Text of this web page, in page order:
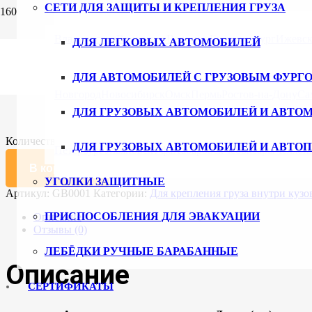
ВладивостокВолгоград ВоронежЕкатеринбург
ПетербургУльяновскУфаХабаровскЧебоксары
СЕТИ ДЛЯ ЗАЩИТЫ И КРЕПЛЕНИЯ ГРУЗА
ДЛЯ ЛЕГКОВЫХ АВТОМОБИЛЕЙ
ДЛЯ АВТОМОБИЛЕЙ С ГРУЗОВЫМ
ДЛЯ ГРУЗОВЫХ АВТОМОБИЛЕЙ И
ДЛЯ ГРУЗОВЫХ АВТОМОБИЛЕЙ И
УГОЛКИ ЗАЩИТНЫЕ
ПРИСПОСОБЛЕНИЯ ДЛЯ ЭВАКУАЦИИ
ЛЕБЁДКИ РУЧНЫЕ БАРАБАННЫЕ
СЕРТИФИКАТЫ
10 в наличии
Количество товара Карман распорной планки для крепления
В корзину
Артикул: GB0001 Категории: Для крепления груза внутри
Описание
Отзывы (0)
Описание